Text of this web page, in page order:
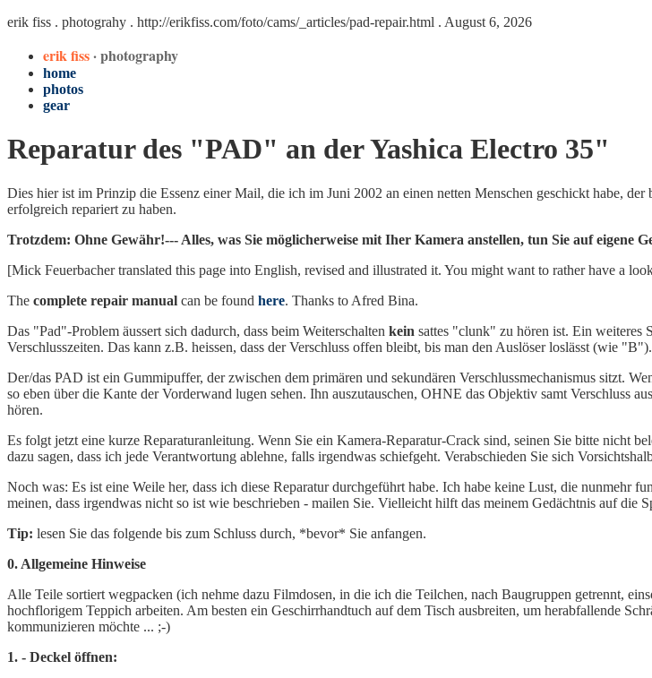
erik fiss . photograhy . http://erikfiss.com/foto/cams/_articles/pad-repair.html . August 6, 2026
erik fiss· photography
home
photos
gear
Reparatur des "PAD" an der Yashica Electro 35"
Dies hier ist im Prinzip die Essenz einer Mail, die ich im Juni 2002 an einen netten Menschen geschickt habe,
erfolgreich repariert zu haben.
Trotzdem: Ohne Gewähr!--- Alles, was Sie möglicherweise mit Iher Kamera anstellen, tun Sie auf eigene
[Mick Feuerbacher translated this page into English, revised and illustrated it. You might want to rather have a
The complete repair manual can be found here. Thanks to Afred Bina.
Das "Pad"-Problem äussert sich dadurch, dass beim Weiterschalten kein sattes "clunk" zu hören ist. Ein weiteres
Verschlusszeiten. Das kann z.B. heissen, dass der Verschluss offen bleibt, bis man den Auslöser loslässt (wie "B").
Der/das PAD ist ein Gummipuffer, der zwischen dem primären und sekundären Verschlussmechanismus sitzt.
so eben über die Kante der Vorderwand lugen sehen. Ihn auszutauschen, OHNE das Objektiv samt Verschluss
hören.
Es folgt jetzt eine kurze Reparaturanleitung. Wenn Sie ein Kamera-Reparatur-Crack sind, seinen Sie bitte nicht
dazu sagen, dass ich jede Verantwortung ablehne, falls irgendwas schiefgeht. Verabschieden Sie sich
Noch was: Es ist eine Weile her, dass ich diese Reparatur durchgeführt habe. Ich habe keine Lust, die nunmehr
meinen, dass irgendwas nicht so ist wie beschrieben - mailen Sie. Vielleicht hilft das meinem Gedächtnis auf die
Tip: lesen Sie das folgende bis zum Schluss durch, *bevor* Sie anfangen.
0. Allgemeine Hinweise
Alle Teile sortiert wegpacken (ich nehme dazu Filmdosen, in die ich die Teilchen, nach Baugruppen getrennt,
hochflorigem Teppich arbeiten. Am besten ein Geschirrhandtuch auf dem Tisch ausbreiten, um herabfallende
kommunizieren möchte ... ;-)
1. - Deckel öffnen: